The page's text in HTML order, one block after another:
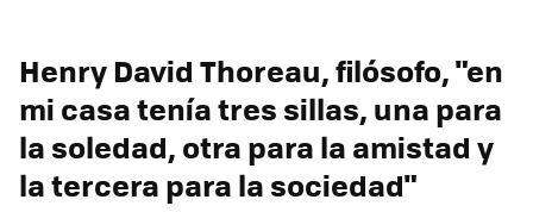
Henry David Thoreau, filósofo, "en
mi casa tenía tres sillas, una para
la soledad, otra para la amistad y
la tercera para la sociedad"